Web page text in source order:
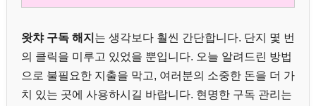
왓챠 구독 해지 는 생각보다 훨씬 간단합니다. 단지 몇 번
의 클릭을 미루고 있었을 뿐입니다. 오늘 알려드린 방법
으로 불필요한 지출을 막고, 여러분의 소중한 돈을 더 가
치 있는 곳에 사용하시길 바랍니다. 현명한 구독 관리는